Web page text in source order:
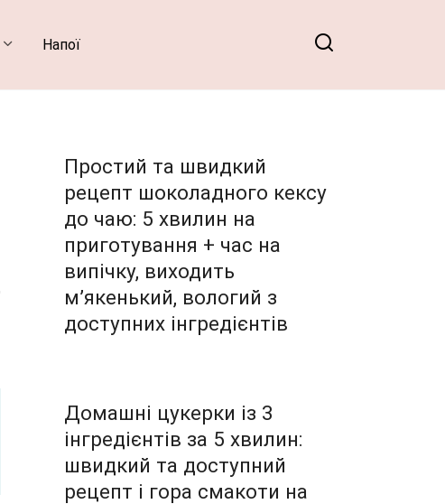
Напої
Простий та швидкий
рецепт шоколадного кексу
до чаю: 5 хвилин на
приготування + час на
випічку, виходить
м’якенький, вологий з
доступних інгредієнтів
Домашні цукерки із 3
інгредієнтів за 5 хвилин:
швидкий та доступний
рецепт і гора смакоти на